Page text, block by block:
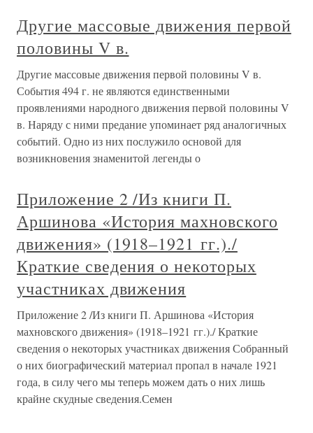
Другие массовые движения первой
половины V в.
Другие массовые движения первой половины V в.
События 494 г. не являются единственными
проявлениями народного движения первой половины V
в. Наряду с ними предание упоминает ряд аналогичных
событий. Одно из них послужило основой для
возникнове­ния знаменитой легенды о
Приложение 2 /Из книги П.
Аршинова «История махновского
движения» (1918–1921 гг.)./
Краткие сведения о некоторых
участниках движения
Приложение 2 /Из книги П. Аршинова «История
махновского движения» (1918–1921 гг.)./ Краткие
сведения о некоторых участниках движения Собранный
о них биографический материал пропал в начале 1921
года, в силу чего мы теперь можем дать о них лишь
крайне скудные сведения.Семен